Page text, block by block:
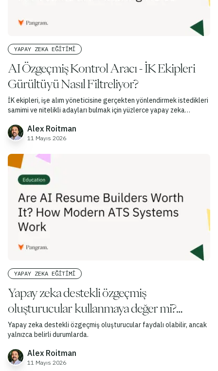
YAPAY ZEKA EĞITIMI
AI Özgeçmiş Kontrol Aracı - İK Ekipleri
Gürültüyü Nasıl Filtreliyor?
İK ekipleri, işe alım yöneticisine gerçekten yönlendirmek istedikleri
samimi ve nitelikli adayları bulmak için yüzlerce yapay zeka
zorunda kalarak bunalmış durumda.
Alex Roitman
11 Mayıs 2026
YAPAY ZEKA EĞITIMI
Yapay zeka destekli özgeçmiş
oluşturucular kullanmaya değer mi?
Modern ATS sistemleri nasıl çalışır?
Yapay zeka destekli özgeçmiş oluşturucular faydalı olabilir, ancak
yalnızca belirli durumlarda.
Alex Roitman
11 Mayıs 2026